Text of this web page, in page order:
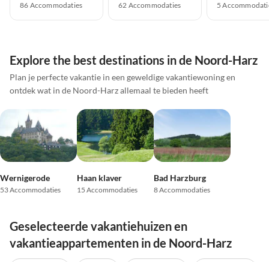
86 Accommodaties 62 Accommodaties 5
Explore the best destinations in de Noord-Harz
Plan je perfecte vakantie in een geweldige vakantiewoning en
ontdek wat in de Noord-Harz allemaal te bieden heeft
Wernigerode
53 Accommodaties
Haan klaver
15 Accommodaties
Bad Harzburg
8 Accommodaties
Geselecteerde vakantiehuizen en
vakantieappartementen in de Noord-Harz